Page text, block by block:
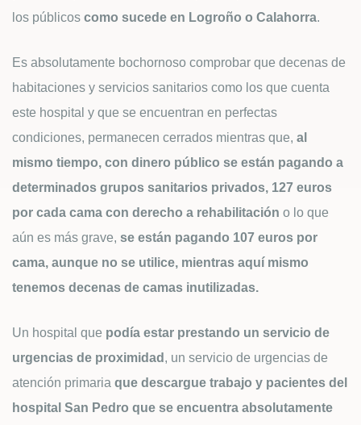
los públicos como sucede en Logroño o Calahorra.
Es absolutamente bochornoso comprobar que decenas de
habitaciones y servicios sanitarios como los que cuenta
este hospital y que se encuentran en perfectas
condiciones, permanecen cerrados mientras que, al
mismo tiempo, con dinero público se están pagando a
determinados grupos sanitarios privados, 127 euros
por cada cama con derecho a rehabilitación o lo que
aún es más grave, se están pagando 107 euros por
cama, aunque no se utilice, mientras aquí mismo
tenemos decenas de camas inutilizadas.
Un hospital que podía estar prestando un servicio de
urgencias de proximidad , un servicio de urgencias de
atención primaria que descargue trabajo y pacientes del
hospital San Pedro que se encuentra absolutamente